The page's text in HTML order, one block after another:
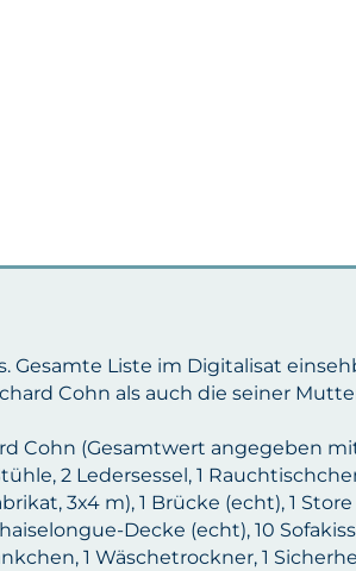
Gesamte Liste im Digitalisat
Cohn als auch die seiner
Cohn (Gesamtwert angegeben mit
2 Ledersessel, 1
3x4 m), 1 Brücke (echt), 1
Decke (echt), 10
1 Wäschetrockner, 1